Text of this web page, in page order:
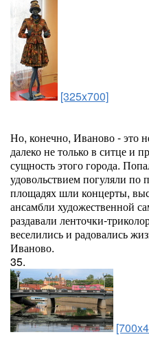
[325x700]
Но, конечно, Иваново - это
далеко не только в ситце и
сущность этого города.
удовольствием погуляли
площадях шли концерты,
ансамбли художественной
раздавали ленточки-
веселились и радовались
Иваново.
35.